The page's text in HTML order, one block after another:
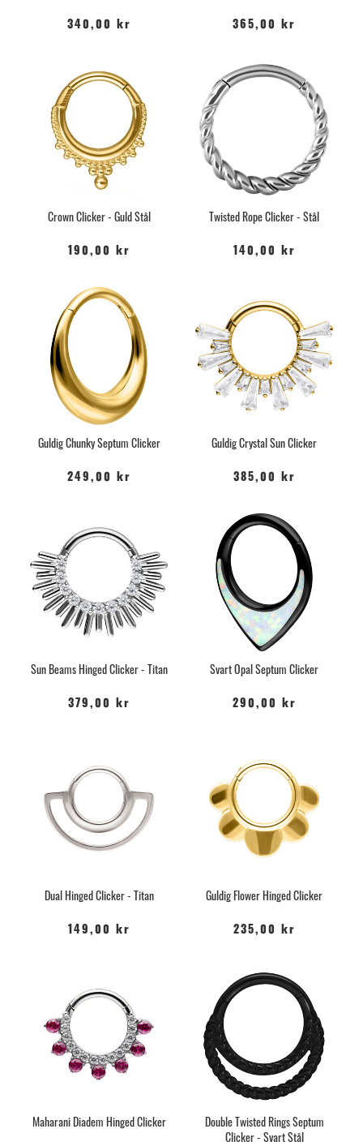
340,00 kr 365,00 kr
Crown Clicker - Guld Stål
190,00 kr
Twisted Rope Clicker - Stål
140,00 kr
Guldig Chunky Septum Clicker
249,00 kr
Guldig Crystal Sun Clicker
385,00 kr
Sun Beams Hinged Clicker - Titan
379,00 kr
Svart Opal Septum Clicker
290,00 kr
Dual Hinged Clicker - Titan
149,00 kr
Guldig Flower Hinged Clicker
235,00 kr
Maharani Diadem Hinged Clicker
Double Twisted Rings Septum
Clicker - Svart Stål